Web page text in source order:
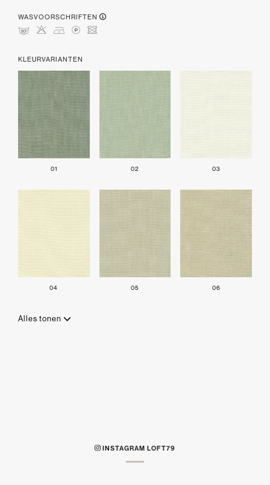
WASVOORSCHRIFTEN
mHDLU
KLEURVARIANTEN
01 02 03
04 05 06
Alles tonen
INSTAGRAM LOFT79